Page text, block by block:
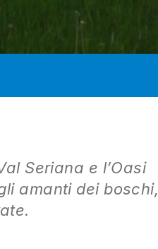
Seriana e l’Oasi
amanti dei boschi,